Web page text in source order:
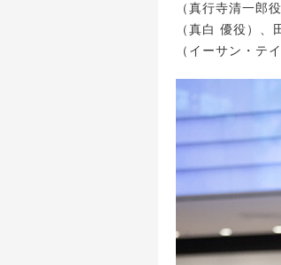
（真行寺清一郎
（真白 優役）
（イーサン・テ